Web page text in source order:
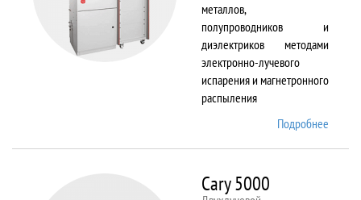
металлов,
полупроводников и
диэлектриков методами
электронно-лучевого
испарения и магнетронного
распыления
Подробнее
Cary 5000